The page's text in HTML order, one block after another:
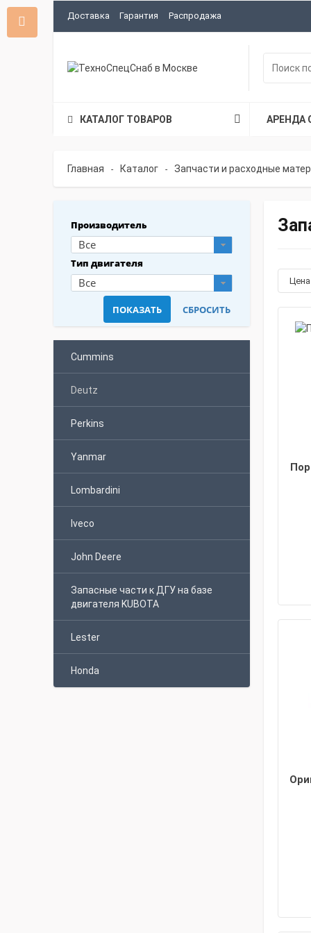
Доставка Гарантия Распродажа
КАТАЛОГ ТОВАРОВ АРЕНДА
Главная - Каталог - Запчасти и расходные
Производитель
Все
Тип двигателя
Все
Cummins
Deutz
Perkins
Yanmar
Lombardini
Iveco
John Deere
Запасные части к ДГУ на базе
двигателя KUBOTA
Lester
Honda